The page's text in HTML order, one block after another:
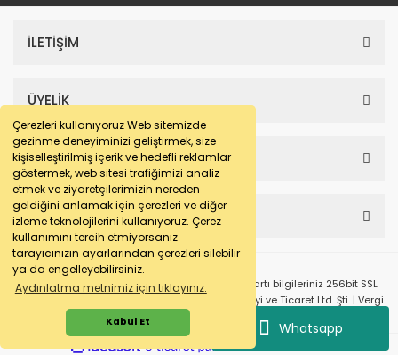
Çerezleri kullanıyoruz Web sitemizde
gezinme deneyiminizi geliştirmek, size
kişiselleştirilmiş içerik ve hedefli reklamlar
göstermek, web sitesi trafiğimizi analiz
etmek ve ziyaretçilerimizin nereden
geldiğini anlamak için çerezleri ve diğer
izleme teknolojilerini kullanıyoruz. Çerez
kullanımını tercih etmiyorsanız
tarayıcınızın ayarlarından çerezleri silebilir
ya da engelleyebilirsiniz.
Aydınlatma metnimiz için tıklayınız.
Kabul Et Whatsapp
İLETİŞİM
ÜYELİK
SAYFALAR
HESABIM
© e-makarna.com Tüm Hakları Saklıdır. Kredi kartı bilgileriniz 256bit SSL
sertifikası ile korunmaktadır. Pasfil Makine Sanayi ve Ticaret Ltd. Şti. | Vergi
No: 7220436611 | MERSİS No: 072204366100013 | Ticaret Sicil No: 586968-0
ideasoft e-